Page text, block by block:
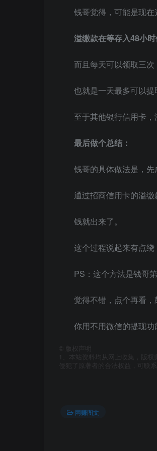
钱哥觉得，可能是现在
溢缴款在等存入48小
而且每天可以领取三次
也就是一天最多可以提
至于其他银行信用卡
最后做个总结：
钱哥的具体做法是，先
通过招商信用卡的溢缴
钱就出来了。
这个过程说起来有点绕
PS：这个方法是钱哥
觉得不错，点个再看，
你用不用微信的提现功
版权声明
1、本站资料均从网上收集，版
侵犯了原著者的合法权益，可联系
网赚图文